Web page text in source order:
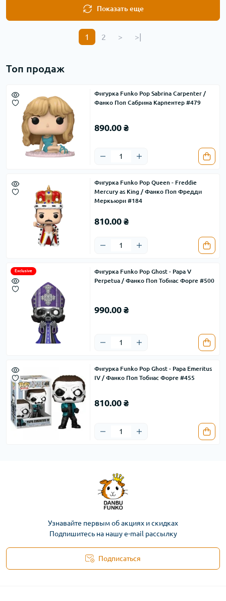
Показать еще
1 2 > >|
Топ продаж
Фигурка Funko Pop Sabrina Carpenter /
Фанко Поп Сабрина Карпентер #479
890.00 ₴
Фигурка Funko Pop Queen - Freddie
Mercury as King / Фанко Поп Фредди
Меркьюри #184
810.00 ₴
Exclusive
Фигурка Funko Pop Ghost - Papa V
Perpetua / Фанко Поп Тобиас Форге #500
990.00 ₴
Фигурка Funko Pop Ghost - Papa Emeritus
IV / Фанко Поп Тобиас Форге #455
810.00 ₴
Узнавайте первым об акциях и скидках
Подпишитесь на нашу e-mail рассылку
Подписаться